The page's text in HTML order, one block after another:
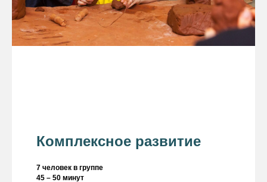
Комплексное развитие
7 человек в группе
45 – 50 минут